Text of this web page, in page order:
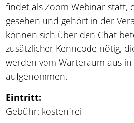
findet als Zoom Webinar statt,
gesehen und gehört in der
können sich über den Chat
zusätzlicher Kenncode nötig,
werden vom Warteraum aus
aufgenommen.
Eintritt:
Gebühr: kostenfrei